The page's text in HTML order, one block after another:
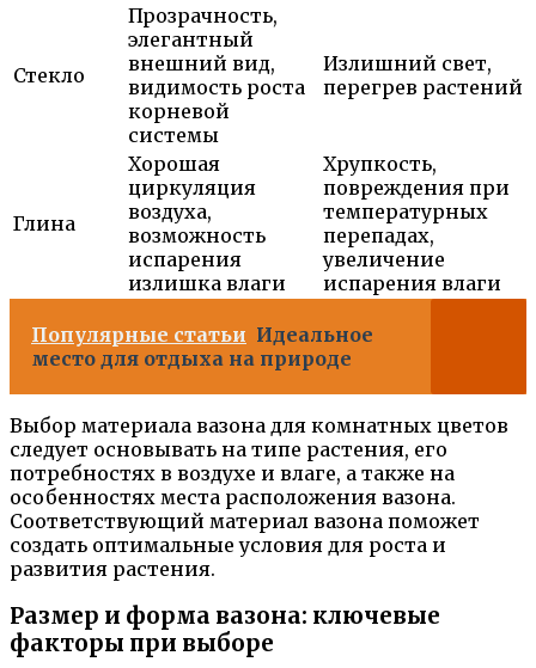
Стекло
Прозрачность,
элегантный
внешний вид,
видимость роста
корневой
системы
Излишний свет,
перегрев растений
Глина
Хорошая
циркуляция
воздуха,
возможность
испарения
излишка влаги
Хрупкость,
повреждения при
температурных
перепадах,
увеличение
испарения влаги
Популярные статьи Идеальное
место для отдыха на природе
Выбор материала вазона для комнатных цветов
следует основывать на типе растения, его
потребностях в воздухе и влаге, а также на
особенностях места расположения вазона.
Соответствующий материал вазона поможет
создать оптимальные условия для роста и
развития растения.
Размер и форма вазона: ключевые
факторы при выборе